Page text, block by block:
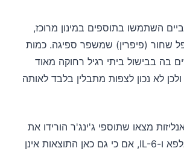
השתמשו בתוספים במינון מרוכז,
שחור (פיפרין) שמשפר ספיגה. כמות
בה בבישול ביתי רגיל רחוקה מאוד
לא נכון לצפות מתבלין בלבד לאותה
מצאו שתוספי ג'ינג'ר הורידו את
רמות CRP, TNF-אלפא ו-IL-6, אם כי גם כאן התוצאות אינן